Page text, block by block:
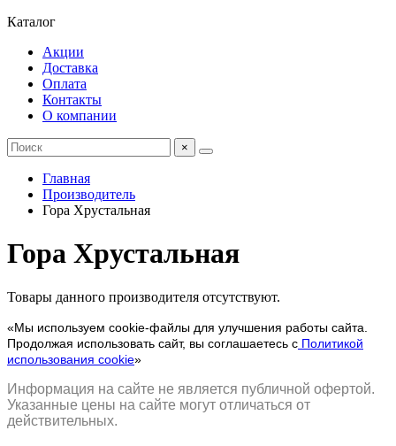
Каталог
Акции
Доставка
Оплата
Контакты
О компании
×
Главная
Производитель
Гора Хрустальная
Гора Хрустальная
Товары данного производителя отсутствуют.
«Мы используем cookie-файлы для улучшения работы сайта.
Продолжая использовать сайт, вы соглашаетесь с Политикой
использования cookie»
Информация на сайте не является публичной офертой.
Указанные цены на сайте могут отличаться от
действительных.